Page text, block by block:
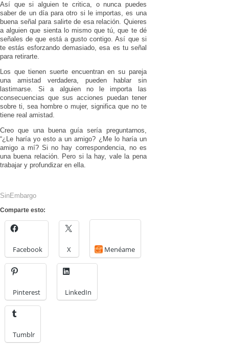
Así que si alguien te critica, o nunca puedes
saber de un día para otro si le importas, es una
buena señal para salirte de esa relación. Quieres
a alguien que sienta lo mismo que tú, que te dé
señales de que está a gusto contigo. Así que si
te estás esforzando demasiado, esa es tu señal
para retirarte.
Los que tienen suerte encuentran en su pareja
una amistad verdadera, pueden hablar sin
lastimarse. Si a alguien no le importa las
consecuencias que sus acciones puedan tener
sobre ti, sea hombre o mujer, significa que no te
tiene real amistad.
Creo que una buena guía sería preguntarnos,
“¿Le haría yo esto a un amigo? ¿Me lo haría un
amigo a mí? Si no hay correspondencia, no es
una buena relación. Pero si la hay, vale la pena
trabajar y profundizar en ella.
SinEmbargo
Comparte esto:
Facebook X Menéame
Pinterest LinkedIn
Tumblr